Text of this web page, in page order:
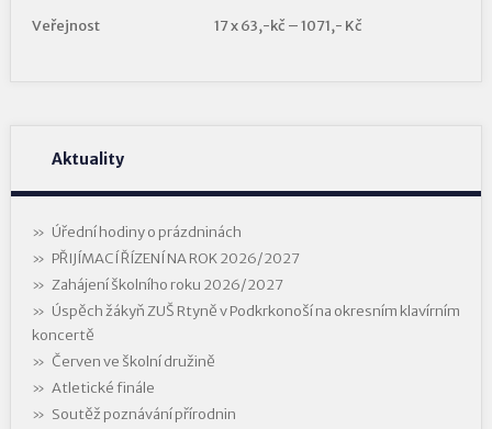
Veřejnost
17 x 63,-kč – 1071,- Kč
Aktuality
Úřední hodiny o prázdninách
PŘIJÍMACÍ ŘÍZENÍ NA ROK 2026/2027
Zahájení školního roku 2026/2027
Úspěch žákyň ZUŠ Rtyně v Podkrkonoší na okresním klavírním
koncertě
Červen ve školní družině
Atletické finále
Soutěž poznávání přírodnin